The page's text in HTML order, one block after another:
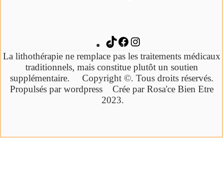
La lithothérapie ne remplace pas les traitements médicaux
traditionnels, mais constitue plutôt un soutien
supplémentaire. Copyright ©. Tous droits réservés.
Propulsés par wordpress Crée par Rosa'ce Bien Etre
2023.